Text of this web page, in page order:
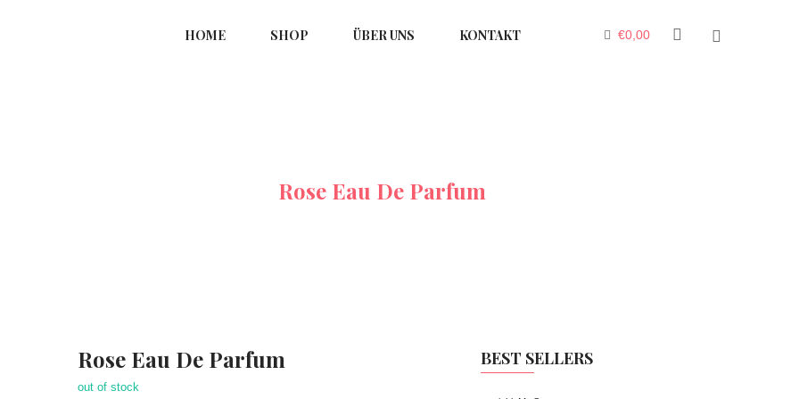
HOME SHOP ÜBER UNS KONTAKT €0,00
Rose Eau De Parfum
Rose Eau De Parfum
out of stock
BEST SELLERS